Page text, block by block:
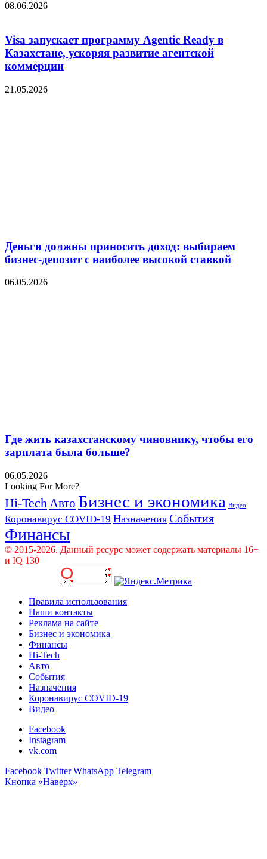
08.06.2026
Visa запускает программу Agentic Ready в
Казахстане, ускоряя развитие агентской
коммерции
21.05.2026
Деньги должны приносить доход: выбираем
бизнес-депозит с наиболее высокой ставкой
06.05.2026
Где жить казахстанскому чиновнику, чтобы его
зарплата была больше?
06.05.2026
Looking For More?
Hi-Tech Авто Бизнес и экономика Видео
Коронавирус COVID-19 Назначения События
Финансы
© 2015-2026. Данный ресурс может содержать материалы 16+
и IQ 130
Правила использования
Наши контакты
Реклама на сайте
Бизнес и экономика
Финансы
Hi-Tech
Авто
События
Назначения
Коронавирус COVID-19
Видео
Facebook
Instagram
vk.com
Facebook Twitter WhatsApp Telegram
Кнопка «Наверх»